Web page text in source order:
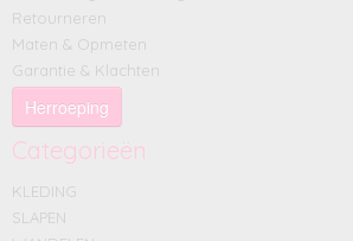
Retourneren
Maten & Opmeten
Garantie & Klachten
Herroeping
Categorieën
KLEDING
SLAPEN